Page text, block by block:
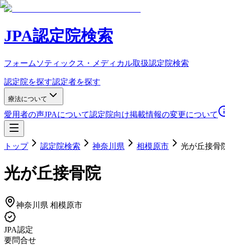
JPA認定院検索
フォームソティックス・メディカル取扱認定院検索
認定院を探す認定者を探す
療法について
愛用者の声JPAについて認定院向け掲載情報の変更について
トップ 認定院検索 神奈川県 相模原市 光が丘接骨
光が丘接骨院
神奈川県 相模原市
JPA認定
要問合せ